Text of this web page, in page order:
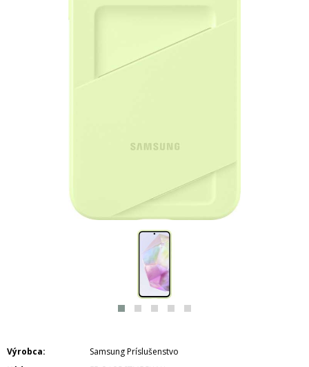
Výrobca
Samsung Príslušenstvo